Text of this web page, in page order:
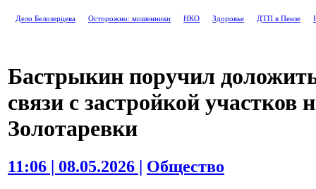
Дело Белозерцева Осторожно: мошенники НКО Здоровье ДТП в Пензе
Бастрыкин поручил
связи с застройкой участков
Золотаревки
11:06 | 08.05.2026 | Общество